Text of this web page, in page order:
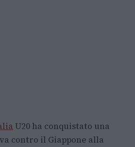
U20 ha conquistato una
contro il Giappone alla